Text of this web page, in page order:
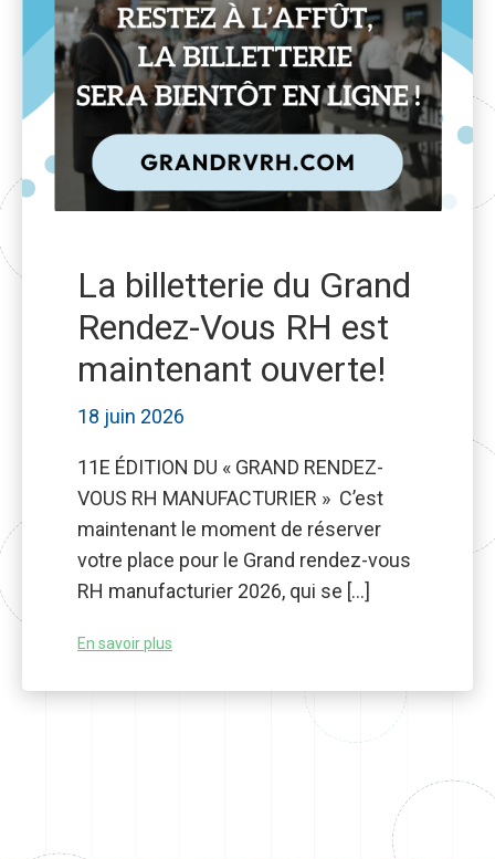
La billetterie du Grand
Rendez-Vous RH est
maintenant ouverte!
18 juin 2026
11E ÉDITION DU « GRAND RENDEZ-
VOUS RH MANUFACTURIER » C’est
maintenant le moment de réserver
votre place pour le Grand rendez-vous
RH manufacturier 2026, qui se […]
En savoir plus